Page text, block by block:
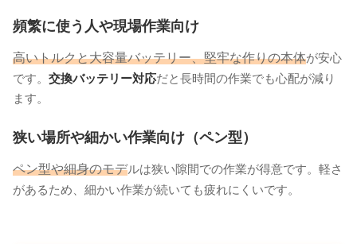
頻繁に使う人や現場作業向け
高いトルクと大容量バッテリー、堅牢な作りの本体が安心
です。 交換バッテリー対応だと長時間の作業でも心配が減り
ます。
狭い場所や細かい作業向け（ペン型）
ペン型や細身のモデルは狭い隙間での作業が得意です。軽さ
があるため、細かい作業が続いても疲れにくいです。